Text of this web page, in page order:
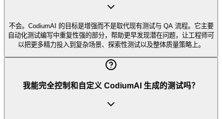
不会。CodiumAI 的目标是增强而不是取代现有测试与 QA 流程。它主要
自动化测试编写中重复性强的部分，帮助更早发现潜在问题，让工程师可
以把更多精力投入到复杂场景、探索性测试以及整体质量策略上。
我能完全控制和自定义 CodiumAI 生成的测试吗？